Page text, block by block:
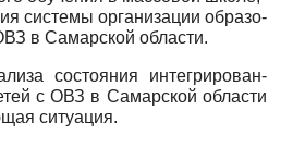
системы организации образо­
в Самарской области.
состояния интегрирован­
с ОВЗ в Самарской области
ситуация.